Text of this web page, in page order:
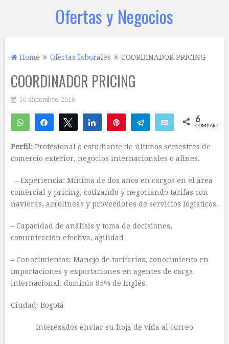
Ofertas y Negocios
Home Ofertas laborales COORDINADOR PRICING
COORDINADOR PRICING
16 diciembre, 2016
WhatsAppCompartirTwittear Compartir Telegram Email 6
COMPARTIR
Perfil:Profesional o estudiante de últimos semestres de
comercio exterior, negocios internacionales o afines.
– Experiencia: Mínima de dos años en cargos en el área
comercial y pricing, cotizando y negociando tarifas con
navieras, aerolíneas y proveedores de servicios logísticos.
– Capacidad de análisis y toma de decisiones,
comunicación efectiva, agilidad
– Conocimientos: Manejo de tarifarios, conocimiento en
importaciones y exportaciones en agentes de carga
internacional, dominio 85% de Inglés.
Ciudad: Bogotá
Interesados enviar su hoja de vida al correo